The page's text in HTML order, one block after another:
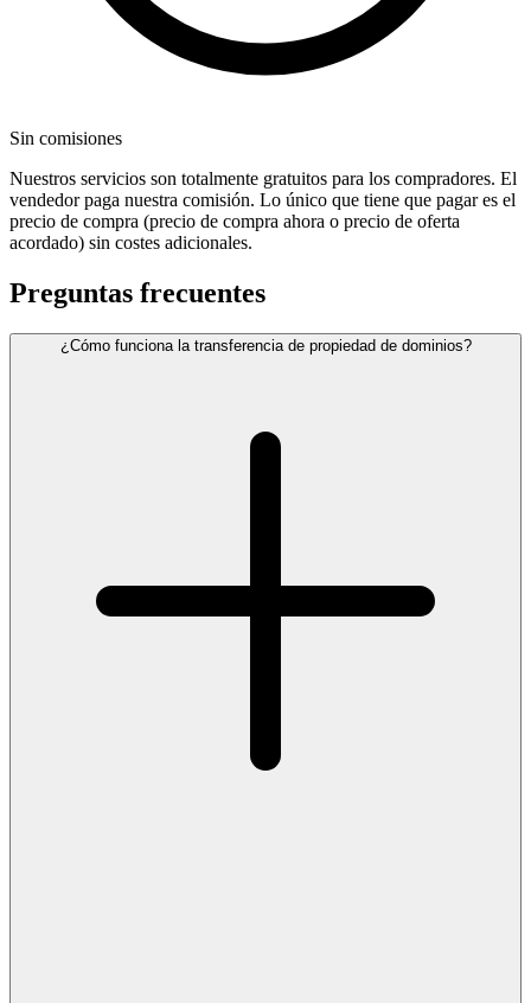
Sin comisiones
Nuestros servicios son totalmente gratuitos para los compradores. El
vendedor paga nuestra comisión. Lo único que tiene que pagar es el
precio de compra (precio de compra ahora o precio de oferta
acordado) sin costes adicionales.
Preguntas frecuentes
¿Cómo funciona la transferencia de propiedad de dominios?